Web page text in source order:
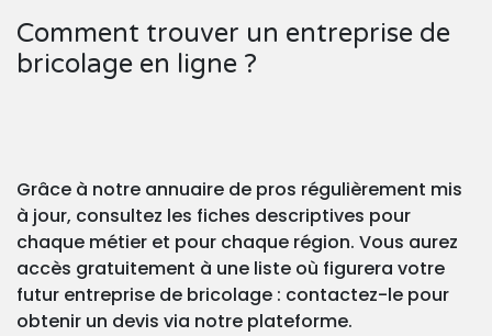
Comment trouver un entreprise de
bricolage en ligne ?
Grâce à notre annuaire de pros régulièrement mis
à jour, consultez les fiches descriptives pour
chaque métier et pour chaque région. Vous aurez
accès gratuitement à une liste où figurera votre
futur entreprise de bricolage : contactez-le pour
obtenir un devis via notre plateforme.